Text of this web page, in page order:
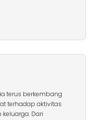
terus berkembang
terhadap aktivitas
Dari